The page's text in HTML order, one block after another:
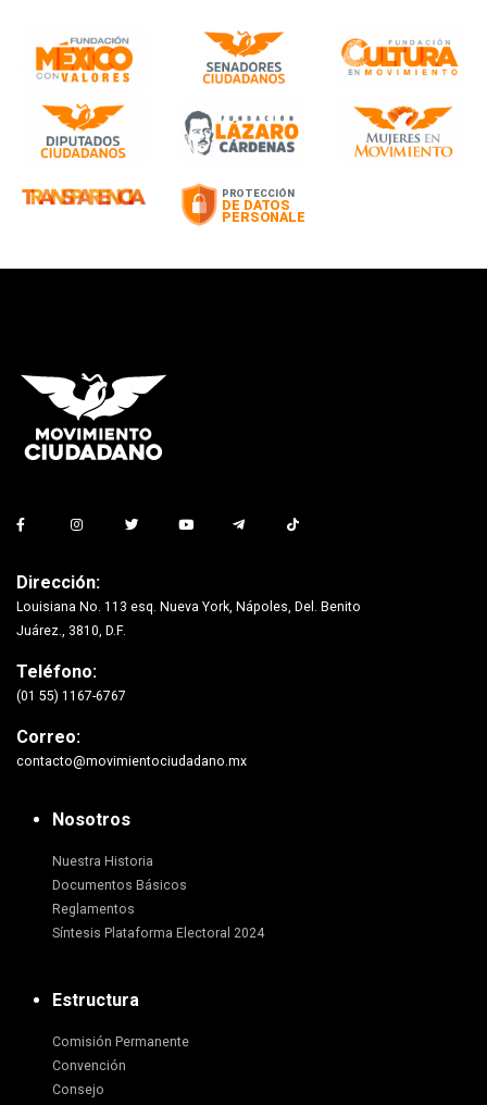
Dirección:
Louisiana No. 113 esq. Nueva York, Nápoles, Del. Benito
Juárez., 3810, D.F.
Teléfono:
(01 55) 1167-6767
Correo:
contacto@movimientociudadano.mx
Nosotros
Nuestra Historia
Documentos Básicos
Reglamentos
Síntesis Plataforma Electoral 2024
Estructura
Comisión Permanente
Convención
Consejo